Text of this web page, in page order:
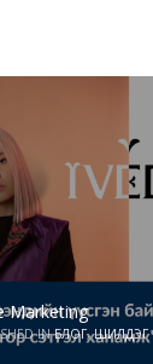
Marketing
IN БЛОГ,ШИЛДЭГ